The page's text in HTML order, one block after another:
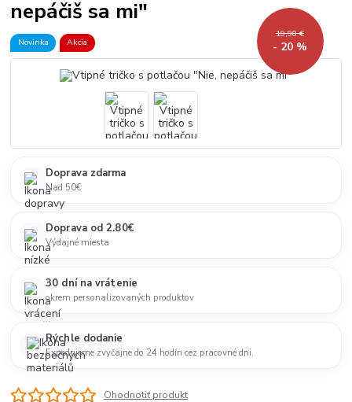
nepáčiš sa mi"
Novinka Akcia
19,90 €
- 20 %
Doprava zdarma
Nad 50€
Doprava od 2.80€
Výdajné miesta
30 dní na vrátenie
okrem personalizovaných produktov
Rýchle dodanie
Expedujeme zvyčajne do 24 hodín cez pracovné dni.
Ohodnotiť produkt